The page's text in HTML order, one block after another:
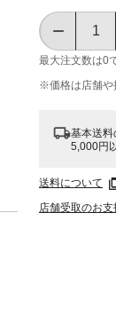
最大注文数は0
※価格は​店舗や​
基本送料
5,000円
送料について
店舗受取のお